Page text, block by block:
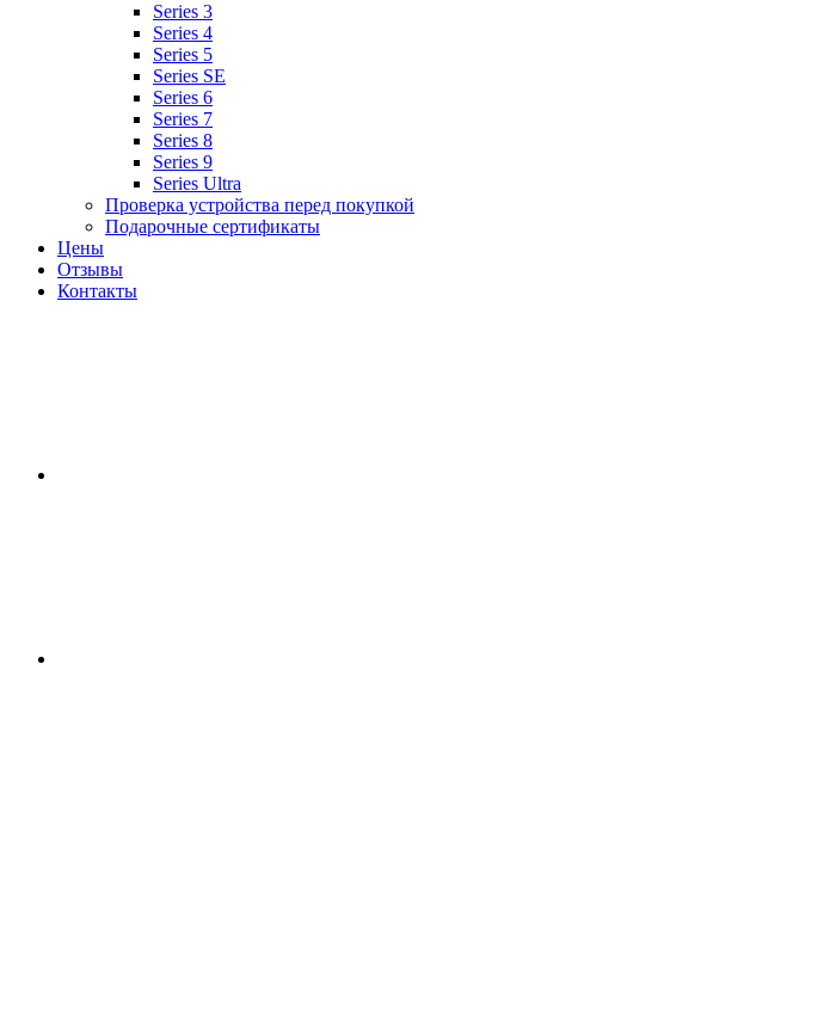
Series 3
Series 4
Series 5
Series SE
Series 6
Series 7
Series 8
Series 9
Series Ultra
Проверка устройства перед покупкой
Подарочные сертификаты
Цены
Отзывы
Контакты